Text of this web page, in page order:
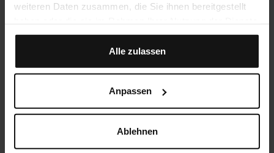
weiteren Daten zusammen, die Sie ihnen bereitgestellt
gesammelt haben.
Alle zulassen
Anpassen
Ablehnen
Häufig gestellte Fragen
Ja, du kannst mit Crocodile unbegrenzt CME-Punkte